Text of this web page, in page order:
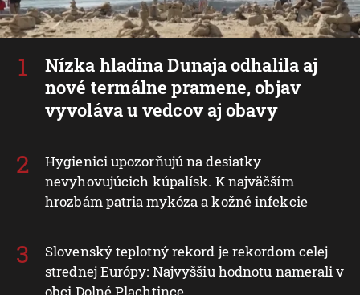
Nízka hladina Dunaja odhalila aj
nové termálne pramene, objav
vyvoláva u vedcov aj obavy
Hygienici upozorňujú na desiatky
nevyhovujúcich kúpalísk. K najväčším
hrozbám patria mykóza a kožné infekcie
Slovenský teplotný rekord je rekordom celej
strednej Európy: Najvyššiu hodnotu namerali v